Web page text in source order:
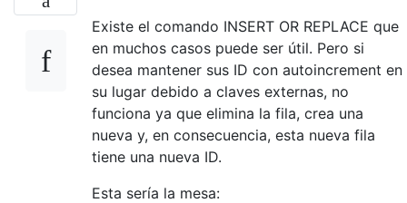
Existe el comando INSERT OR REPLACE que
en muchos casos puede ser útil. Pero si
desea mantener sus ID con autoincrement en
su lugar debido a claves externas, no
funciona ya que elimina la fila, crea una
nueva y, en consecuencia, esta nueva fila
tiene una nueva ID.
Esta sería la mesa: